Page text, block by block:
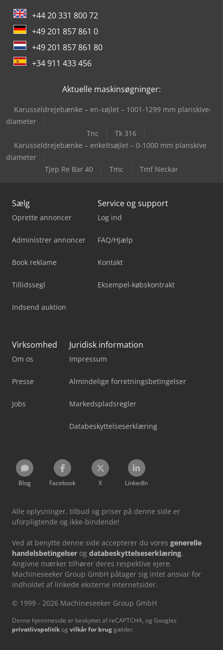
+44 20 331 800 72
+49 201 857 861 0
+49 201 857 861 80
+34 911 433 456
Aktuelle maskinsøgninger:
Karusseldrejebænke – en-søjlet – 1001-1299 mm planskive-
diameter
Tnc
Tk 316
Karusseldrejebænke – enkeltsøjlet – 0-1000 mm planskive
diameter
Tjep Re Bar 40
Tmc Tmf Neckar
Sælg
Oprette annoncer
Administrer annoncer
Book reklame
Tillidssegl
Indsend auktion
Service og support
Log ind
FAQ/Hjælp
Kontakt
Eksempel-købskontrakt
Virksomhed
Om os
Presse
Jobs
Juridisk information
Impressum
Almindelige forretningsbetingelser
Markedspladsregler
Databeskyttelseserklæring
Blog Facebook X LinkedIn
Alle oplysninger, tilbud og priser på denne side er
uforpligtende og ikke-bindende!
Ved at benytte denne side accepterer du vores generelle
handelsbetingelser og databeskyttelseserklæring.
Angivne mærker tilhører deres respektive ejere.
Machineseeker Group GmbH påtager sig intet ansvar for
indholdet af linkede eksterne internetsider.
© 1999 - 2026 Machineseeker Group GmbH
Denne hjemmeside er beskyttet af reCAPTCHA, og Googles
privatlivspolitikog vilkår for brug gælder.